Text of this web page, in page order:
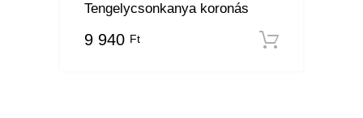
Tengelycsonkanya koronás
9 940 Ft